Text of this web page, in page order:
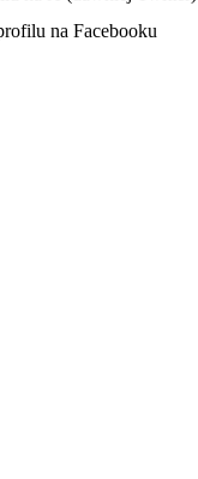
na Facebooku